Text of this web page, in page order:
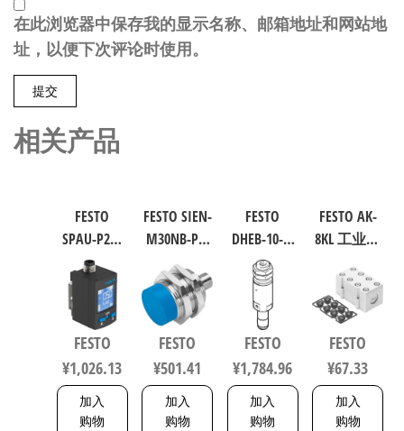
在此浏览器中保存我的显示名称、邮箱地址和网站地
址，以便下次评论时使用。
相关产品
FESTO
SPAU-P2R-
W-G18FD-L-
PNLK-
PNVBA-M8U
数字压力
传感器 符
合EN 60947-
5-2 8001232
FESTO
¥1,026.13
加入
购物
FESTO SIEN-
M30NB-PS-
S-L 电感式
接近传感
器 符合EN
60947-5-2
150443
FESTO
¥501.41
加入
购物
FESTO
DHEB-10-E-
U-E-P 波纹
管气爪 符
合ISO 8573-
1:2010
1320832
FESTO
¥1,784.96
加入
购物
FESTO AK-
8KL 工业自
件 538219
FESTO
¥67.33
加入
购物